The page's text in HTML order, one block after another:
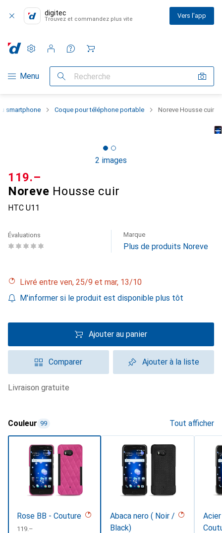
digitec
Trouvez et commandez plus vite Vers l'app
Navigation par catégorie
Menu Recherche
Paramètres
Compte client
Listes de comparaison
Listes d'envies
Panier
smartphone Coque pour téléphone portable Noreve Housse cuir
2 images
Noreve Housse cuir
HTC U11
CHF
119.–
Évaluations Marque
Plus de produits Noreve
Livré entre ven, 25/9 et mar, 13/10
M'informer si le produit est disponible plus tôt
Ajouter au panier
Comparer Ajouter à la liste
livraison gratuite
Couleur 99 Tout afficher
Rose BB - Couture
CHF
119.–
Abaca nero ( Noir /
Black)